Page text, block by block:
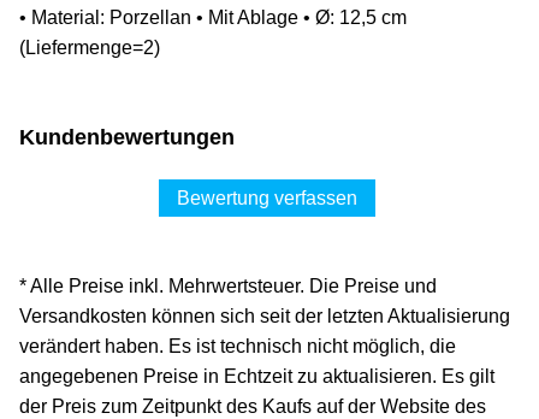
• Material: Porzellan • Mit Ablage • Ø: 12,5 cm
(Liefermenge=2)
Kundenbewertungen
Bewertung verfassen
* Alle Preise inkl. Mehrwertsteuer. Die Preise und
Versandkosten können sich seit der letzten Aktualisierung
verändert haben. Es ist technisch nicht möglich, die
angegebenen Preise in Echtzeit zu aktualisieren. Es gilt
der Preis zum Zeitpunkt des Kaufs auf der Website des